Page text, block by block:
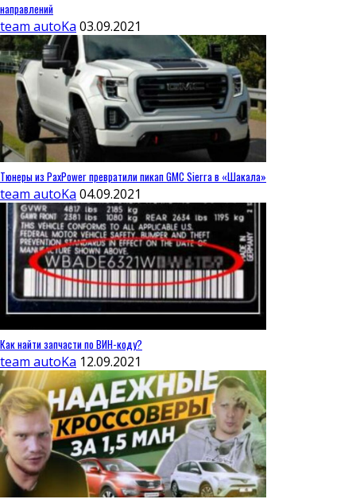
направлений
team autoKa 03.09.2021
Тюнеры из PaxPower превратили пикап GMC Sierra в «Шакала»
team autoKa 04.09.2021
Как найти запчасти по ВИН-коду?
team autoKa 12.09.2021